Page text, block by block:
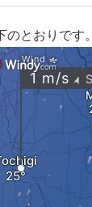
とおりです。